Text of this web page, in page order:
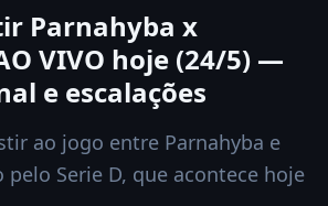
Parnahyba x
VIVO hoje (24/5) —
e escalações
ao jogo entre Parnahyba e
pelo Serie D, que acontece hoje